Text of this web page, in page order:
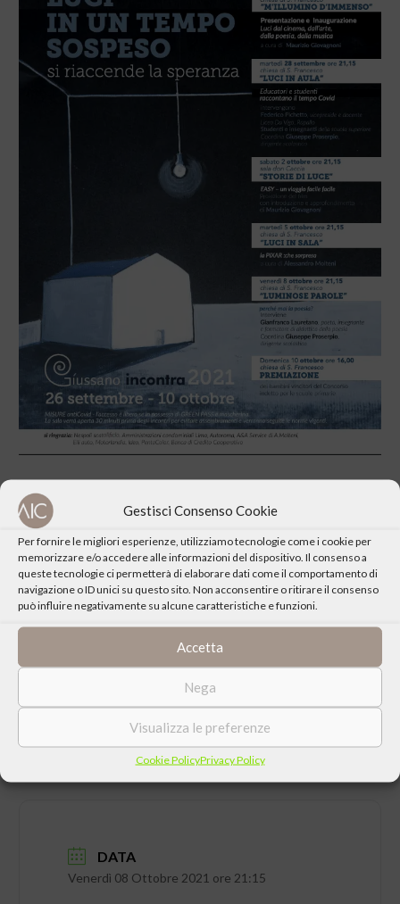
Gestisci Consenso Cookie
Per fornire le migliori esperienze, utilizziamo tecnologie come i cookie per
memorizzare e/o accedere alle informazioni del dispositivo. Il consenso a
queste tecnologie ci permetterà di elaborare dati come il comportamento di
navigazione o ID unici su questo sito. Non acconsentire o ritirare il consenso
può influire negativamente su alcune caratteristiche e funzioni.
Accetta
Nega
Visualizza le preferenze
Cookie PolicyPrivacy Policy
sul sito del Comune di Giussano
CONDIVIDI QUESTO EVENTO
DATA
Venerdì 08 Ottobre 2021 ore 21:15